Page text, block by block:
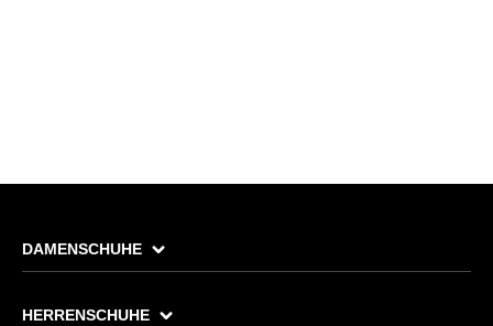
DAMENSCHUHE
HERRENSCHUHE